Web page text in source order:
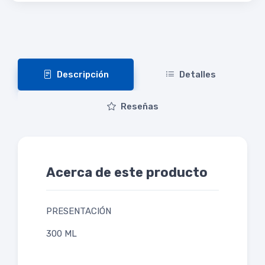
Descripción Detalles
Reseñas
Acerca de este producto
PRESENTACIÓN
300 ML